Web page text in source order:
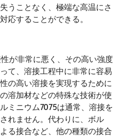
うことなく、極端な高温にさ
応することができる。
が非常に悪く、その高い強度
て、溶接工程中に非常に容易
の高い溶接を実現するために
溶加材などの特殊な技術が使
ミニウム7075は通常、溶接を
れません。代わりに、ボル
る接合など、他の種類の接合